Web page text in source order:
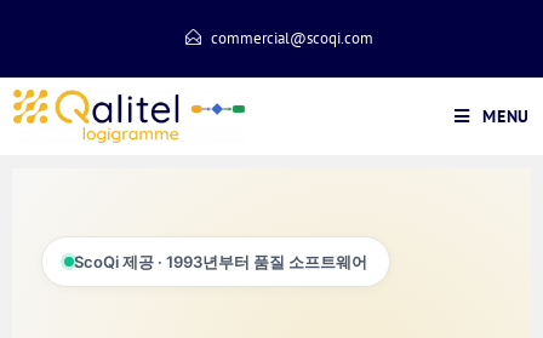
commercial@scoqi.com
MENU
ScoQi 제공 · 1993년부터 품질 소프트웨어